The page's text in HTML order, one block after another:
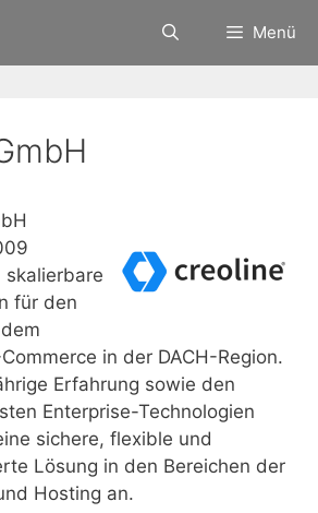
Menü
für den
in der DACH-Region.
Erfahrung sowie den
Enterprise-Technologien
sichere, flexible und
Lösung in den Bereichen der
Hosting an.